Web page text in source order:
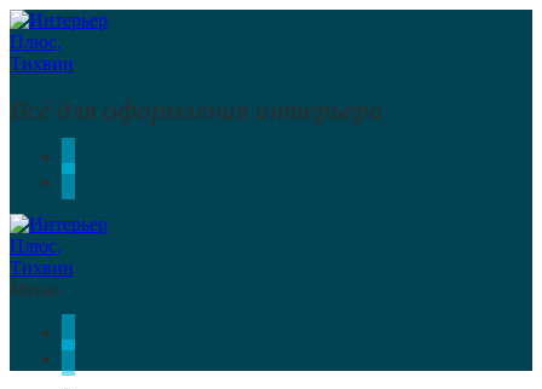
Перейти
к
содержимому
Меню
Закрыть
Всё для оформления интерьера
Меню